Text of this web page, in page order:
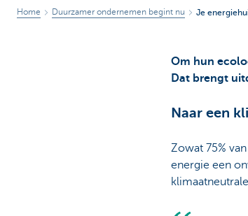
Home Duurzamer ondernemen begint nu Je
Om hun
Dat brengt
Naar een
Zowat 75%
energie een